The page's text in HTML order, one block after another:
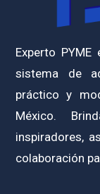
Experto
sistema de
práctico y
México.
inspiradores,
colaboración